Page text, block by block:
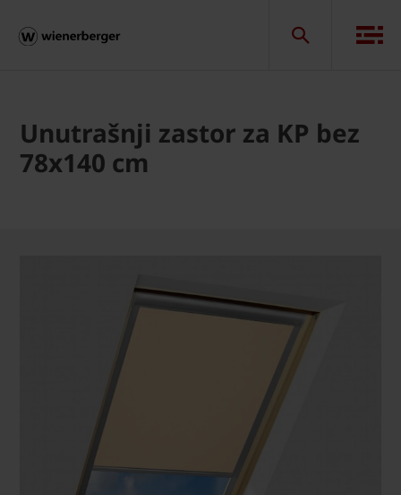
Unutrašnji zastor za KP bez
78x140 cm